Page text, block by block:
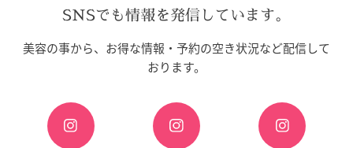
SNSでも情報を発信しています。
美容の事から、お得な情報・予約の空き状況など配信して
おります。